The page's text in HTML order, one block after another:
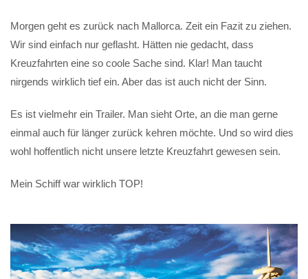
Morgen geht es zurück nach Mallorca. Zeit ein Fazit zu ziehen.
Wir sind einfach nur geflasht. Hätten nie gedacht, dass
Kreuzfahrten eine so coole Sache sind. Klar! Man taucht
nirgends wirklich tief ein. Aber das ist auch nicht der Sinn.
Es ist vielmehr ein Trailer. Man sieht Orte, an die man gerne
einmal auch für länger zurück kehren möchte. Und so wird dies
wohl hoffentlich nicht unsere letzte Kreuzfahrt gewesen sein.
Mein Schiff war wirklich TOP!